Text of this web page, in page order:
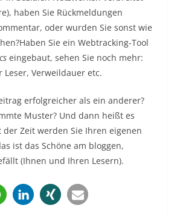
haben Sie Rückmeldungen
oder wurden Sie sonst wie
Sie ein Webtracking-Tool
eingebaut, sehen Sie noch mehr:
Verweildauer etc.
erfolgreicher als ein anderer?
Muster? Und dann heißt es
Zeit werden Sie Ihren eigenen
ist das Schöne am bloggen,
(Ihnen und Ihren Lesern).